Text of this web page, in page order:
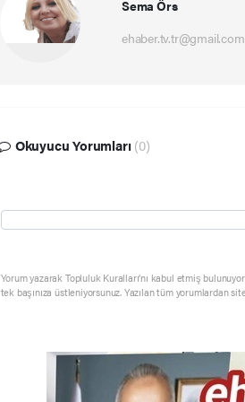
Sema Örs
ehaber.tv.tr@gmail.com
Okuyucu Yorumları (0)
Yorum yazarak Topluluk Kuralları’nı kabul etmiş
tek başınıza üstleniyorsunuz. Yazılan tüm yorumlardan